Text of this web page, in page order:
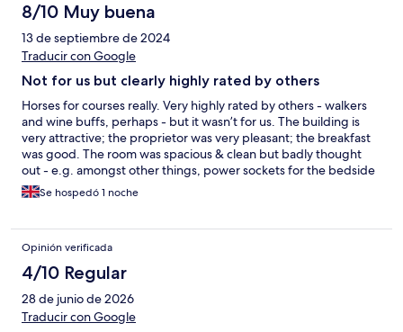
8/10 Muy buena
13 de septiembre de 2024
Traducir con Google
Not for us but clearly highly rated by others
Horses for courses really. Very highly rated by others - walkers
and wine buffs, perhaps - but it wasn’t for us. The building is
very attractive; the proprietor was very pleasant; the breakfast
was good. The room was spacious & clean but badly thought
out - e.g. amongst other things, power sockets for the bedside
were behind the bed and inaccessible, the loo was situated
below a very low, sharp point of the ceiling, the curtains served
room, which was inconvenient. I should have looked more
carefully at details on the website, so the next problems are
down to me. I didn’t expect it to be so near the road - it was hot
& stuffy on the 2nd floor and noisy with the window open (no air
con). I hadn’t taken on board either that there wasn’t a lift (so
suitcases had to be carried up to the 2nd floor) or that there
Se hospedó 1 noche
Opinión verificada
4/10 Regular
28 de junio de 2026
Traducir con Google